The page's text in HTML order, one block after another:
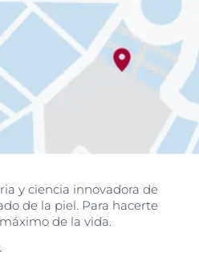
y ciencia innovadora de
de la piel. Para hacerte
de la vida.